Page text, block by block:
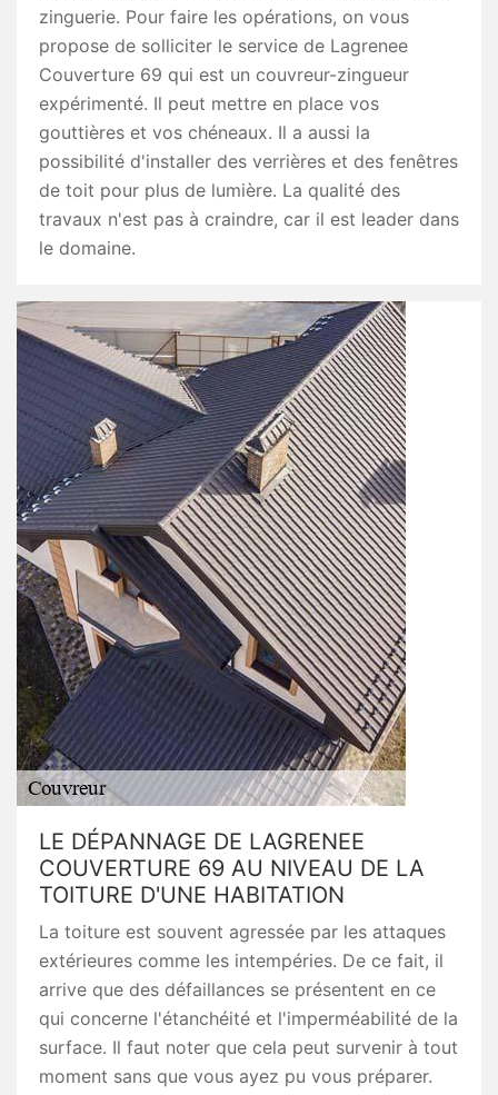
zinguerie. Pour faire les opérations, on vous
propose de solliciter le service de Lagrenee
Couverture 69 qui est un couvreur-zingueur
expérimenté. Il peut mettre en place vos
gouttières et vos chéneaux. Il a aussi la
possibilité d'installer des verrières et des fenêtres
de toit pour plus de lumière. La qualité des
travaux n'est pas à craindre, car il est leader dans
le domaine.
LE DÉPANNAGE DE LAGRENEE
COUVERTURE 69 AU NIVEAU DE LA
TOITURE D'UNE HABITATION
La toiture est souvent agressée par les attaques
extérieures comme les intempéries. De ce fait, il
arrive que des défaillances se présentent en ce
qui concerne l'étanchéité et l'imperméabilité de la
surface. Il faut noter que cela peut survenir à tout
moment sans que vous ayez pu vous préparer.